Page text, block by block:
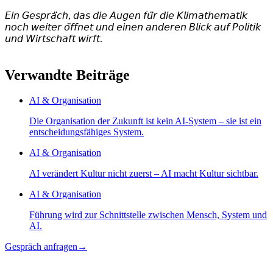
𝘌𝘪𝘯 𝘎𝘦𝘴𝘱𝘳𝘢̈𝘤𝘩, 𝘥𝘢𝘴 𝘥𝘪𝘦 𝘈𝘶𝘨𝘦𝘯 𝘧𝘶̈𝘳 𝘥𝘪𝘦 𝘒𝘭𝘪𝘮𝘢𝘵𝘩𝘦𝘮𝘢𝘵𝘪𝘬
𝘯𝘰𝘤𝘩 𝘸𝘦𝘪𝘵𝘦𝘳 𝘰̈𝘧𝘧𝘯𝘦𝘵 𝘶𝘯𝘥 𝘦𝘪𝘯𝘦𝘯 𝘢𝘯𝘥𝘦𝘳𝘦𝘯 𝘉𝘭𝘪𝘤𝘬 𝘢𝘶𝘧 𝘗𝘰𝘭𝘪𝘵𝘪𝘬
𝘶𝘯𝘥 𝘞𝘪𝘳𝘵𝘴𝘤𝘩𝘢𝘧𝘵 𝘸𝘪𝘳𝘧𝘵.
Verwandte Beiträge
AI & Organisation
Die Organisation der Zukunft ist kein AI-System – sie ist ein
entscheidungsfähiges System.
AI & Organisation
AI verändert Kultur nicht zuerst – AI macht Kultur sichtbar.
AI & Organisation
Führung wird zur Schnittstelle zwischen Mensch, System und
AI.
Gespräch anfragen→